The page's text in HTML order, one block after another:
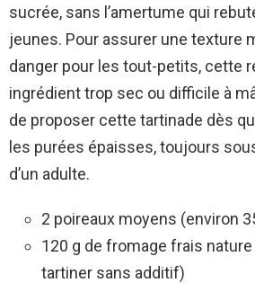
sucrée, sans l’amertume qui
jeunes. Pour assurer une texture
danger pour les tout-petits, cette
ingrédient trop sec ou difficile à
de proposer cette tartinade dès
les purées épaisses, toujours
d’un adulte.
2 poireaux moyens (environ
120 g de fromage frais
tartiner sans additif)